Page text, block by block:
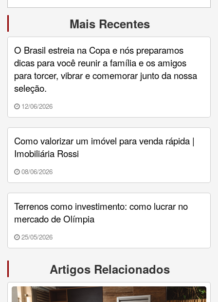
Mais Recentes
O Brasil estreia na Copa e nós preparamos
dicas para você reunir a família e os amigos
para torcer, vibrar e comemorar junto da nossa
seleção.
12/06/2026
Como valorizar um imóvel para venda rápida |
Imobiliária Rossi
08/06/2026
Terrenos como investimento: como lucrar no
mercado de Olímpia
25/05/2026
Artigos Relacionados